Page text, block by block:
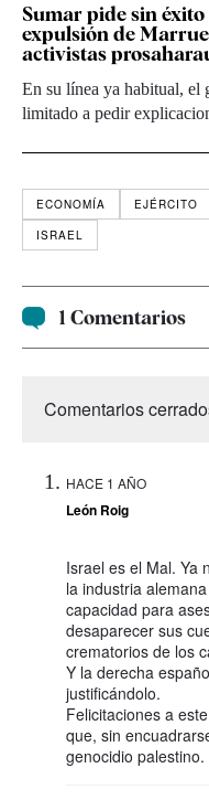
Sumar pide sin
expulsión de
activistas
En su línea ya habitual, el
limitado a pedir
ECONOMÍA EJÉRCITO
ISRAEL
1 Comentarios
Comentarios
HACE 1 AÑO
León Roig
Israel es el Mal. Ya
la industria
capacidad para
desaparecer sus
crematorios de los
Y la derecha
justificándolo.
Felicitaciones a
que, sin
genocidio palestino.